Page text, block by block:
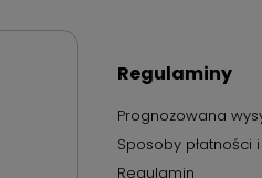
Regulaminy
Prognozowana
Sposoby płatności
Regulamin